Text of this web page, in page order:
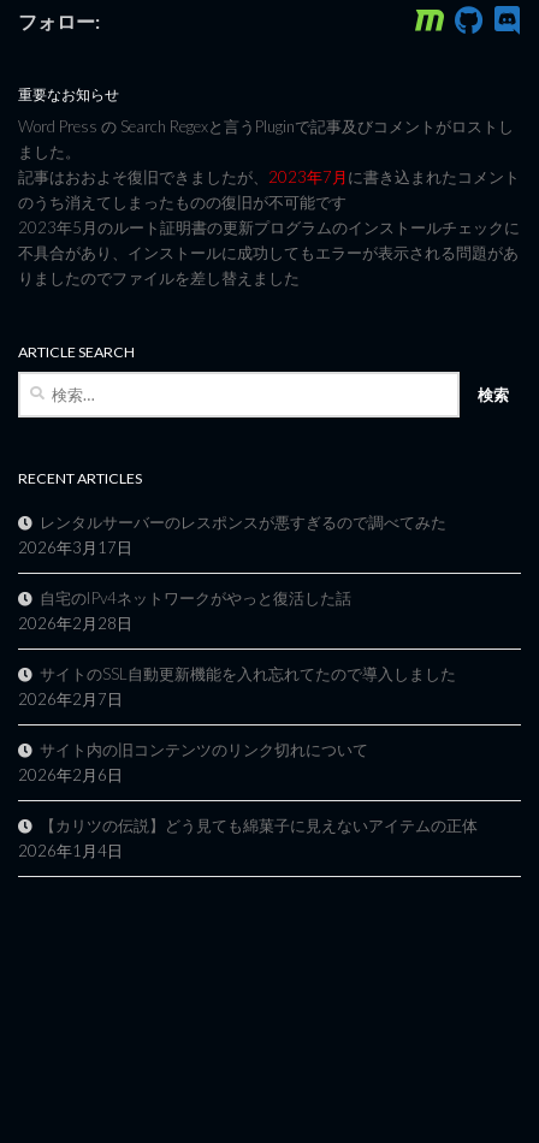
フォロー:
重要なお知らせ
Word Press の Search Regexと言うPluginで記事及びコメントがロストし
ました。
記事はおおよそ復旧できましたが、 2023年7月に書き込まれたコメント
のうち消えてしまったものの復旧が不可能です
2023年5月のルート証明書の更新プログラムのインストールチェックに
不具合があり、インストールに成功してもエラーが表示される問題があ
りましたのでファイルを差し替えました
ARTICLE SEARCH
RECENT ARTICLES
レンタルサーバーのレスポンスが悪すぎるので調べてみた
2026年3月17日
自宅のIPv4ネットワークがやっと復活した話
2026年2月28日
サイトのSSL自動更新機能を入れ忘れてたので導入しました
2026年2月7日
サイト内の旧コンテンツのリンク切れについて
2026年2月6日
【カリツの伝説】どう見ても綿菓子に見えないアイテムの正体
2026年1月4日